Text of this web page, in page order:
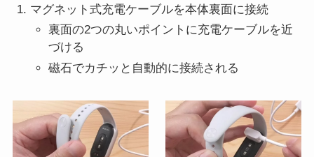
マグネット式充電ケーブルを本体裏面に接続
裏面の2つの丸いポイントに充電ケーブルを近
づける
磁石でカチッと自動的に接続される